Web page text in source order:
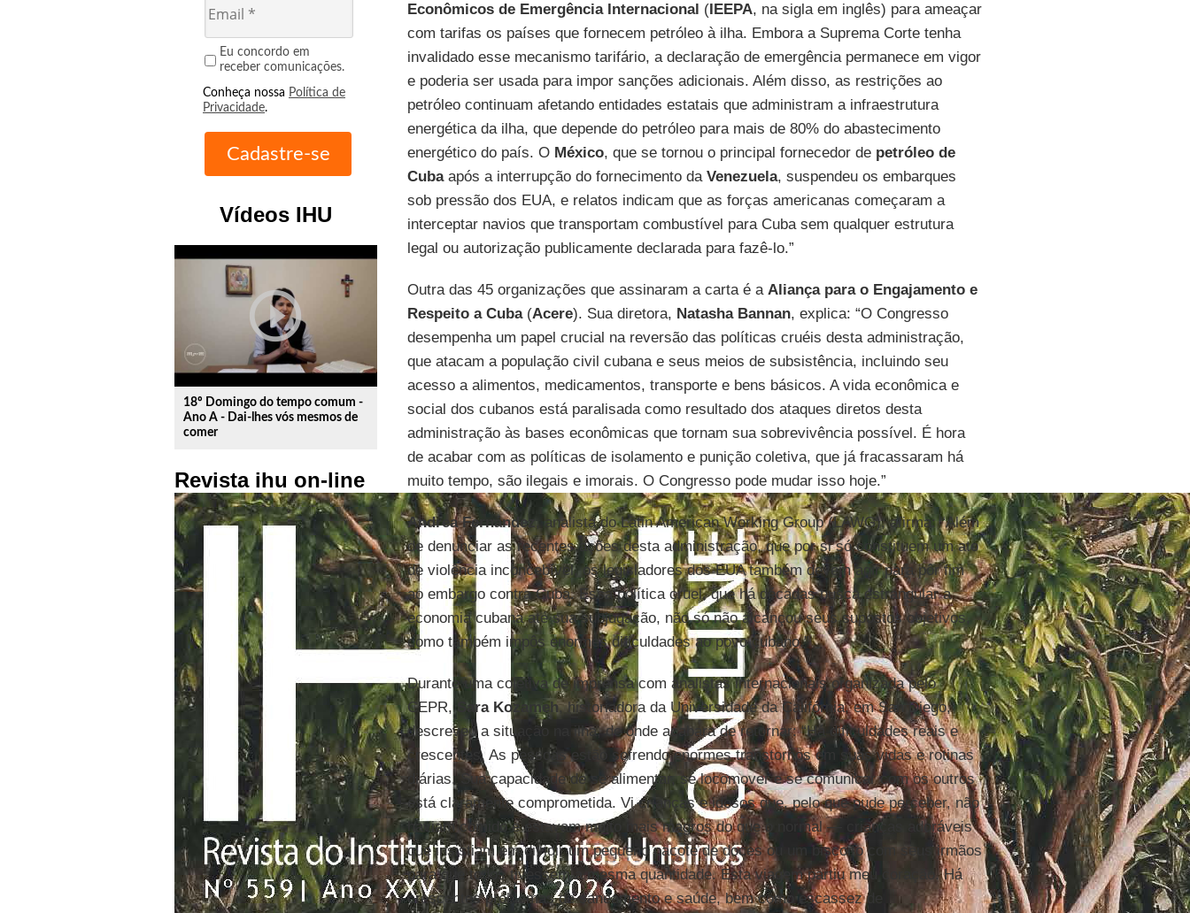
Eu concordo em
receber comunicações.
Conheça nossa Política de
Privacidade.
Vídeos IHU
play_circle_outline
18º Domingo do tempo comum -
Ano A - Dai-lhes vós mesmos de
comer
Revista ihu on-line
Econômicos de Emergência Internacional (IEEPA, na sigla em inglês) para ameaçar
com tarifas os países que fornecem petróleo à ilha. Embora a Suprema Corte tenha
invalidado esse mecanismo tarifário, a declaração de emergência permanece em vigor
e poderia ser usada para impor sanções adicionais. Além disso, as restrições ao
petróleo continuam afetando entidades estatais que administram a infraestrutura
energética da ilha, que depende do petróleo para mais de 80% do abastecimento
energético do país. O México, que se tornou o principal fornecedor de petróleo de
Cubaapós a interrupção do fornecimento da Venezuela, suspendeu os embarques
sob pressão dos EUA, e relatos indicam que as forças americanas começaram a
interceptar navios que transportam combustível para Cuba sem qualquer estrutura
legal ou autorização publicamente declarada para fazê-lo.”
Outra das 45 organizações que assinaram a carta é a Aliança para o Engajamento e
Respeito a Cuba(Acere). Sua diretora, Natasha Bannan, explica: “O Congresso
desempenha um papel crucial na reversão das políticas cruéis desta administração,
que atacam a população civil cubana e seus meios de subsistência, incluindo seu
acesso a alimentos, medicamentos, transporte e bens básicos. A vida econômica e
social dos cubanos está paralisada como resultado dos ataques diretos desta
administração às bases econômicas que tornam sua sobrevivência possível. É hora
de acabar com as políticas de isolamento e punição coletiva, que já fracassaram há
muito tempo, são ilegais e imorais. O Congresso pode mudar isso hoje.”
Andrea Fernández, analista do Latin American Working Group (LAWG), afirma: “Além
de denunciar as recentes ações desta administração, que por si só constituem um ato
de violência inconcebível, os legisladores dos EUA também devem agir para pôr fim
ao embargo contra Cuba. Essa política cruel, que há décadas busca estrangular a
economia cubana até sua subjugação, não só não alcançou seus supostos objetivos,
como também impôs enormes dificuldades ao povo cubano.”
Durante uma coletiva de imprensa com analistas internacionais organizada pelo
CEPR,Sara Kozameh, historiadora da Universidade da Califórnia, em San Diego,
descreveu a situação na ilha, de onde acabara de retornar: “Há dificuldades reais e
crescentes. As pessoas estão sofrendo enormes transtornos em suas vidas e rotinas
diárias. Sua capacidade de se alimentar, se locomover e se comunicar com os outros
está claramente comprometida. Vi crianças e idosos que, pelo que pude perceber, não
haviam comido e estavam muito mais magros do que o normal — crianças adoráveis ​​
que insistiam em dividir um pequeno pacote de doces ou um biscoito com seus irmãos
para que todos tivessem a mesma quantidade. Esta viagem partiu meu coração. Há
crescentes problemas de saneamento e saúde, bem como escassez de